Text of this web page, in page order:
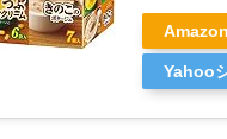
Amazon
Yahoo